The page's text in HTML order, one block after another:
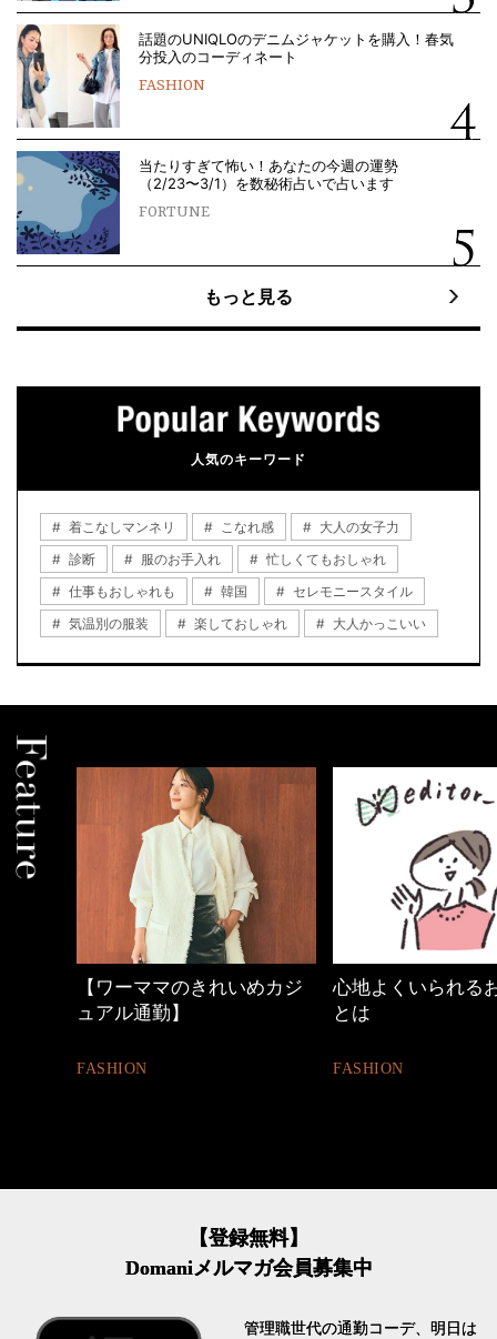
話題のUNIQLOのデニムジャケットを購入！春気
分投入のコーディネート
FASHION
当たりすぎて怖い！あなたの今週の運勢
（2/23〜3/1）を数秘術占いで占います
FORTUNE
もっと見る
人気のキーワード
着こなしマンネリ こなれ感
大人の女子力
診断
服のお手入れ
忙しくてもおしゃれ
仕事もおしゃれも
韓国
セレモニースタイル
気温別の服装
楽しておしゃれ 大人かっこいい
心地よくいられるおしゃれ
とは
FASHION
40代の小顔メイク
【登録無料】
Domaniメルマガ会員募集中
管理職世代の通勤コーデ、明日は